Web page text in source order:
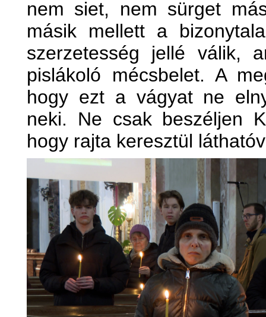
nem siet, nem sürget
másik mellett a
szerzetesség jellé válik,
pislákoló mécsbelet. A
hogy ezt a vágyat ne
neki. Ne csak beszéljen
hogy rajta keresztül